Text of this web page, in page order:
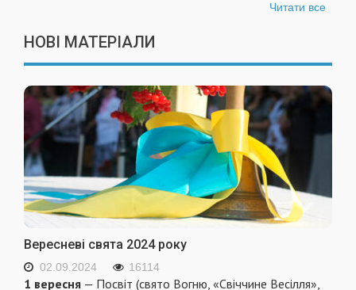
Читати все
НОВІ МАТЕРІАЛИ
Вересневі свята 2024 року
02.09.2024 16114
1 вересня — Посвіт (свято Вогню, «Свіччине Весілля»,